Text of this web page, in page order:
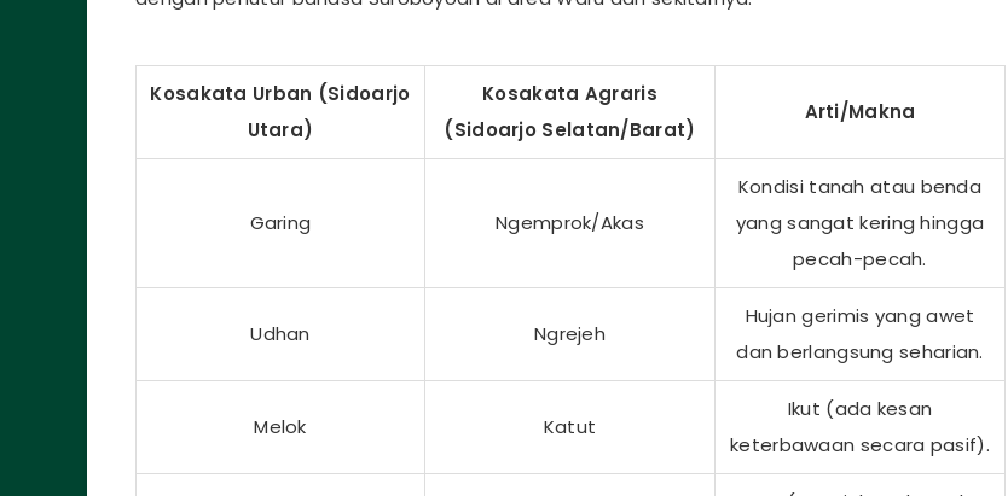
Kosakata Urban (Sidoarjo
Utara)
Kosakata Agraris
(Sidoarjo Selatan/Barat)
Arti/Makna
Garing Ngemprok/Akas
Kondisi tanah atau benda
yang sangat kering hingga
pecah-pecah.
Udhan Ngrejeh
Hujan gerimis yang awet
dan berlangsung seharian.
Melok Katut
Ikut (ada kesan
keterbawaan secara pasif).